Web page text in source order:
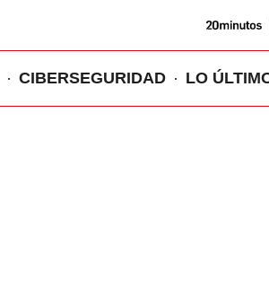
Volver
CIBERSEGURIDAD LO